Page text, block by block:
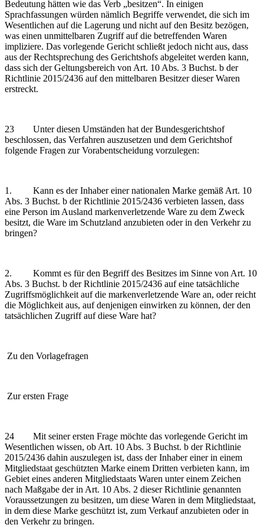
Bedeutung hätten wie das Verb „besitzen“. In einigen
Sprachfassungen würden nämlich Begriffe verwendet, die sich im
Wesentlichen auf die Lagerung und nicht auf den Besitz bezögen,
was einen unmittelbaren Zugriff auf die betreffenden Waren
impliziere. Das vorlegende Gericht schließt jedoch nicht aus, dass
aus der Rechtsprechung des Gerichtshofs abgeleitet werden kann,
dass sich der Geltungsbereich von Art. 10 Abs. 3 Buchst. b der
Richtlinie 2015/2436 auf den mittelbaren Besitzer dieser Waren
erstreckt.
23 Unter diesen Umständen hat der Bundesgerichtshof
beschlossen, das Verfahren auszusetzen und dem Gerichtshof
folgende Fragen zur Vorabentscheidung vorzulegen:
1. Kann es der Inhaber einer nationalen Marke gemäß Art. 10
Abs. 3 Buchst. b der Richtlinie 2015/2436 verbieten lassen, dass
eine Person im Ausland markenverletzende Ware zu dem Zweck
besitzt, die Ware im Schutzland anzubieten oder in den Verkehr zu
bringen?
2. Kommt es für den Begriff des Besitzes im Sinne von Art. 10
Abs. 3 Buchst. b der Richtlinie 2015/2436 auf eine tatsächliche
Zugriffsmöglichkeit auf die markenverletzende Ware an, oder reicht
die Möglichkeit aus, auf denjenigen einwirken zu können, der den
tatsächlichen Zugriff auf diese Ware hat?
Zu den Vorlagefragen
Zur ersten Frage
24 Mit seiner ersten Frage möchte das vorlegende Gericht im
Wesentlichen wissen, ob Art. 10 Abs. 3 Buchst. b der Richtlinie
2015/2436 dahin auszulegen ist, dass der Inhaber einer in einem
Mitgliedstaat geschützten Marke einem Dritten verbieten kann, im
Gebiet eines anderen Mitgliedstaats Waren unter einem Zeichen
nach Maßgabe der in Art. 10 Abs. 2 dieser Richtlinie genannten
Voraussetzungen zu besitzen, um diese Waren in dem Mitgliedstaat,
in dem diese Marke geschützt ist, zum Verkauf anzubieten oder in
den Verkehr zu bringen.